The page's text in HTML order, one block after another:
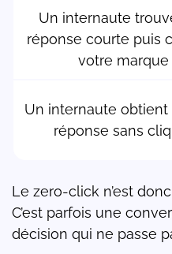
Un internaute
réponse courte puis
votre marque
Un internaute obtient
réponse sans
Le zero-click n’est
C’est parfois une
décision qui ne passe